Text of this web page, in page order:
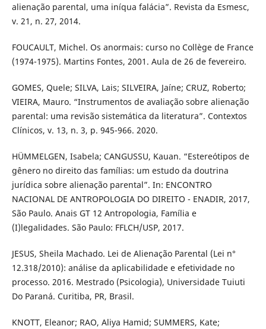
alienação parental, uma iníqua falácia”. Revista da Esmesc,
v. 21, n. 27, 2014.
FOUCAULT, Michel. Os anormais: curso no Collège de France
(1974-1975). Martins Fontes, 2001. Aula de 26 de fevereiro.
GOMES, Quele; SILVA, Lais; SILVEIRA, Jaíne; CRUZ, Roberto;
VIEIRA, Mauro. “Instrumentos de avaliação sobre alienação
parental: uma revisão sistemática da literatura”. Contextos
Clínicos, v. 13, n. 3, p. 945-966. 2020.
HÜMMELGEN, Isabela; CANGUSSU, Kauan. “Estereótipos de
gênero no direito das famílias: um estudo da doutrina
jurídica sobre alienação parental”. In: ENCONTRO
NACIONAL DE ANTROPOLOGIA DO DIREITO - ENADIR, 2017,
São Paulo. Anais GT 12 Antropologia, Família e
(I)legalidades. São Paulo: FFLCH/USP, 2017.
JESUS, Sheila Machado. Lei de Alienação Parental (Lei n°
12.318/2010): análise da aplicabilidade e efetividade no
processo. 2016. Mestrado (Psicologia), Universidade Tuiuti
Do Paraná. Curitiba, PR, Brasil.
KNOTT, Eleanor; RAO, Aliya Hamid; SUMMERS, Kate;